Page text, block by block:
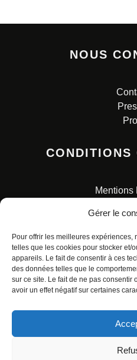
Gérer le
Pour offrir les meilleures
telles que les cookies pour stocker et/
appareils. Le fait de consentir à ces
des données telles que le
sur ce site. Le fait de ne pas consentir
avoir un effet négatif sur certaines
NOUS
CONDITIONS
Mentions
Charte pour la protection
© ALL RIGHTS RESERVED.